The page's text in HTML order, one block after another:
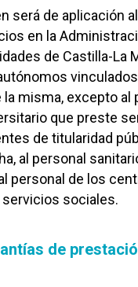
será de aplicación
en la
de Castilla-La
misma, excepto al
que preste
de titularidad
al personal
personal de los
sociales.
de